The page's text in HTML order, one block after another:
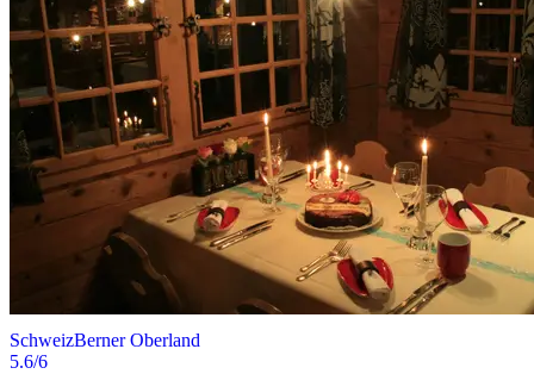
SchweizBerner Oberland
5.6/6